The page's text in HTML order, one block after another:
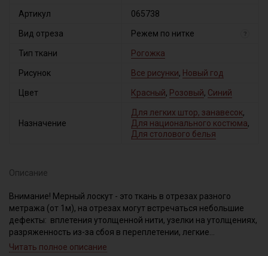
Артикул 065738
Вид отреза Режем по нитке ?
Тип ткани Рогожка
Рисунок Все рисунки, Новый год
Цвет Красный, Розовый, Синий
Назначение
Для легких штор, занавесок,
Для национального костюма,
Для столового белья
Описание
Внимание! Мерный лоскут - это ткань в отрезах разного
метража (от 1м), на отрезах могут встречаться небольшие
дефекты: вплетения утолщенной нити, узелки на утолщениях,
разряженность из-за сбоя в переплетении, легкие
загрязнения вдоль кромки и на расстоянии до 5см от кромки,
Читать полное описание